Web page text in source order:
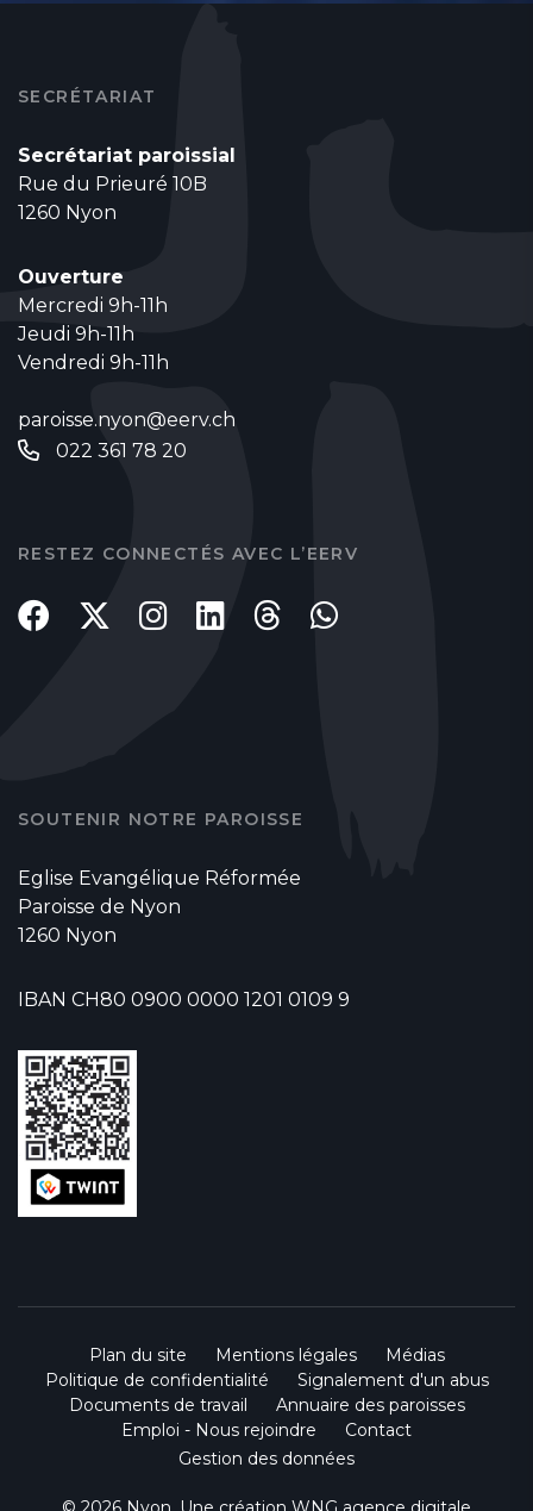
SECRÉTARIAT
Secrétariat paroissial
Rue du Prieuré 10B
1260 Nyon
Ouverture
Mercredi 9h-11h
Jeudi 9h-11h
Vendredi 9h-11h
paroisse.nyon@eerv.ch
022 361 78 20
RESTEZ CONNECTÉS AVEC L’EERV
SOUTENIR NOTRE PAROISSE
Eglise Evangélique Réformée
Paroisse de Nyon
1260 Nyon
IBAN CH80 0900 0000 1201 0109 9
Plan du site Mentions légales
Médias
Politique de confidentialité
Signalement d'un abus
Documents de travail
Annuaire des paroisses
Emploi - Nous rejoindre
Contact
Gestion des données